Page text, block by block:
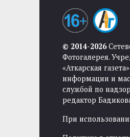
© 2014-2026
Фотогалерея.
«Аткарская
информации и
службой по
редактор
При